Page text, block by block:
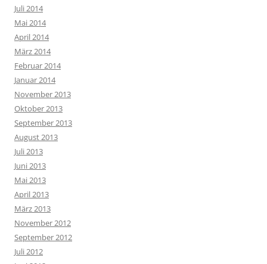
Juli 2014
Mai 2014
April 2014
März 2014
Februar 2014
Januar 2014
November 2013
Oktober 2013
September 2013
August 2013
Juli 2013
Juni 2013
Mai 2013
April 2013
März 2013
November 2012
September 2012
Juli 2012